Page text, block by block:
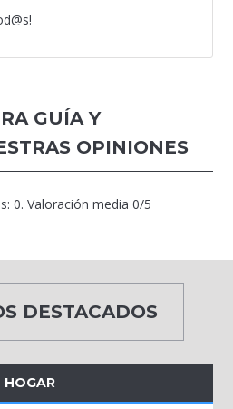
GUÍA Y
OPINIONES
0. Valoración media 0/5
DESTACADOS
HOGAR